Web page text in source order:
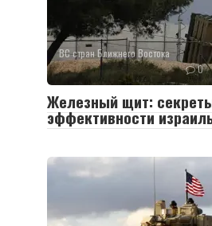
ВС стран Ближнего Востока
0
Железный щит:
эффективности